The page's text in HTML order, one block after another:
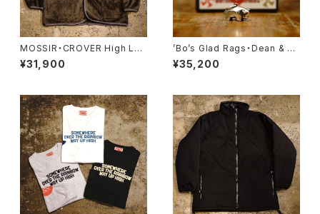
MOSSIR・CROVER High Lof
t【MOSW007】
¥31,900
’Bo’s Glad Rags・Dean & C
ody’s Traveler’s Charm Pu
eblo Crafts Figured Sterlin
1《Bison》・【Lot#A24-03】
¥35,200